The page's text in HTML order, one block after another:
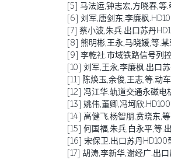
[5] 马法运,钟志宏,方晓春,
[6] 刘军,唐剑东,李廉枫
[7] 蔡小波,朱兵.出口苏丹
[8] 熊明彬,王永,马晓媛,等.
[9] 李乾社.市域铁路信号列
[10] 刘军,王永,李廉枫.出口
[11] 陈焕玉,余俊,王志,等.动
[12] 冯江华.轨道交通永磁
[13] 姚伟,董卿,冯坷欣
[14] 高健飞,杨智朋,贲晓东,
[15] 何国福,朱兵,白永平,等.
[16] 宋保卫.出口苏丹
[17] 胡涛,李新华,谢经广.出